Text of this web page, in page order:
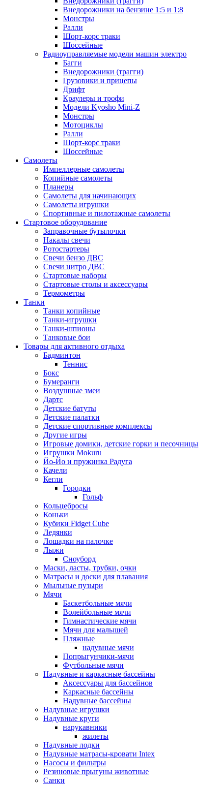
Внедорожники на бензине 1:5 и 1:8
Монстры
Ралли
Шорт-корс траки
Шоссейные
Радиоуправляемые модели машин электро
Багги
Внедорожники (трагги)
Грузовики и прицепы
Дрифт
Краулеры и трофи
Модели Kyosho Mini-Z
Монстры
Мотоциклы
Ралли
Шорт-корс траки
Шоссейные
Самолеты
Импеллерные самолеты
Копийные самолеты
Планеры
Самолеты для начинающих
Самолеты игрушки
Спортивные и пилотажные самолеты
Стартовое оборудование
Заправочные бутылочки
Накалы свечи
Ротостартеры
Свечи бензо ДВС
Свечи нитро ДВС
Стартовые наборы
Стартовые столы и аксессуары
Термометры
Танки
Танки копийные
Танки-игрушки
Танки-шпионы
Танковые бои
Товары для активного отдыха
Бадминтон
Теннис
Бокс
Бумеранги
Воздушные змеи
Дартс
Детские батуты
Детские палатки
Детские спортивные комплексы
Другие игры
Игровые домики, детские горки и песочницы
Игрушки Mokuru
Йо-Йо и пружинка Радуга
Качели
Кегли
Городки
Гольф
Кольцебросы
Коньки
Кубики Fidget Cube
Ледянки
Лошадки на палочке
Лыжи
Сноуборд
Маски, ласты, трубки, очки
Матрасы и доски для плавания
Мыльные пузыри
Мячи
Баскетбольные мячи
Волейбольные мячи
Гимнастические мячи
Мячи для малышей
Пляжные
надувные мячи
Попрыгунчики-мячи
Футбольные мячи
Надувные и каркасные бассейны
Аксессуары для бассейнов
Каркасные бассейны
Надувные бассейны
Надувные игрушки
Надувные круги
нарукавники
жилеты
Надувные лодки
Надувные матрасы-кровати Intex
Насосы и фильтры
Резиновые прыгуны животные
Санки